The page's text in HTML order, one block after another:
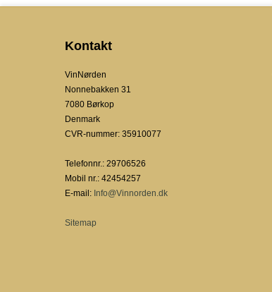
Kontakt
VinNørden
Nonnebakken 31
7080 Børkop
Denmark
CVR-nummer: 35910077
Telefonnr.: 29706526
Mobil nr.: 42454257
E-mail : Info@Vinnorden.dk
Sitemap